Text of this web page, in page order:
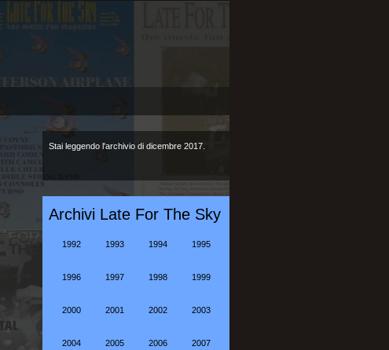
Stai leggendo l'archivio di dicembre 2017.
Archivi Late For The Sky
1992 1993 1994 1995
1996 1997 1998 1999
2000 2001 2002 2003
2004 2005 2006 2007